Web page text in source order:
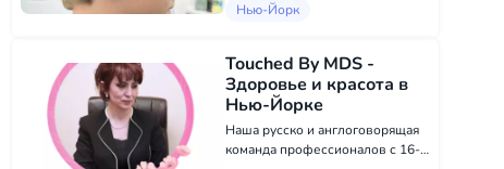
прическу, которая будет
взгляды! Записывайся на прием
ко мне и убедись в моих
способностях. И...
Нью-Йорк
Touched By MDS -
Здоровье и красота в
Нью-Йорке
Наша русско и англоговорящая
команда профессионалов с 16-